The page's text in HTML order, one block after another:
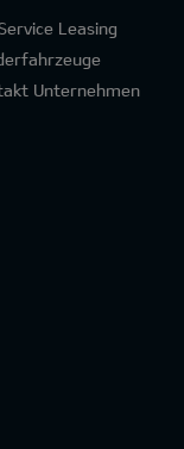
Leasing
Unternehmen